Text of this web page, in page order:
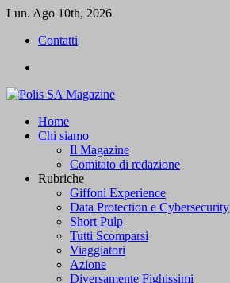
Skip
content
Lun. Ago 10th, 2026
Contatti
Polis SA Magazine
L'informazione libera
Primary
Menu
Home
Chi siamo
Il Magazine
Comitato di redazione
Rubriche
Giffoni Experience
Data Protection e Cybersecurity
Short Pulp
Tutti Scomparsi
Viaggiatori
Azione
Diversamente Fighissimi